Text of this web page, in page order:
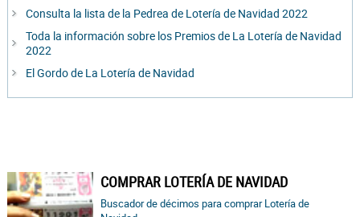
Consulta la lista de la Pedrea de Lotería de Navidad 2022
Toda la información sobre los Premios de La Lotería de Navidad
2022
El Gordo de La Lotería de Navidad
COMPRAR LOTERÍA DE NAVIDAD
Buscador de décimos para comprar Lotería de